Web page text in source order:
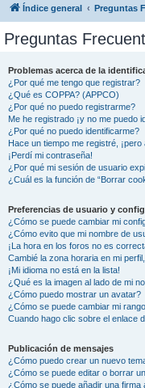
Índice general Preguntas
Preguntas
Problemas acerca de la
¿Por qué me tengo que registrar?
¿Qué es COPPA? (APPCO)
¿Por qué no puedo registrarme?
Me he registrado ¡y no me puedo
¿Por qué no puedo identificarme?
Hace un tiempo me registré,
¡Perdí mi contraseña!
¿Por qué mi sesión de usuario
¿Cuál es la función de “Borrar
Preferencias de usuario y
¿Cómo se puede cambiar mi
¿Cómo evito que mi nombre de
¡La hora en los foros no es
Cambié la zona horaria en mi
¡Mi idioma no está en la lista!
¿Qué es la imagen al lado de mi
¿Cómo puedo mostrar un avatar?
¿Cómo se puede cambiar mi
Cuando hago clic sobre el enlace
Publicación de mensajes
¿Cómo puedo crear un nuevo
¿Cómo se puede editar o borrar
¿Cómo se puede añadir una firma